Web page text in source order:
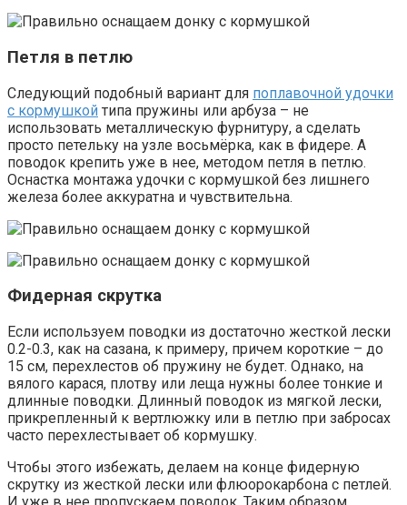
Петля в петлю
Следующий подобный вариант для поплавочной удочки
с кормушкой типа пружины или арбуза – не
использовать металлическую фурнитуру, а сделать
просто петельку на узле восьмёрка, как в фидере. А
поводок крепить уже в нее, методом петля в петлю.
Оснастка монтажа удочки с кормушкой без лишнего
железа более аккуратна и чувствительна.
Фидерная скрутка
Если используем поводки из достаточно жесткой лески
0.2-0.3, как на сазана, к примеру, причем короткие – до
15 см, перехлестов об пружину не будет. Однако, на
вялого карася, плотву или леща нужны более тонкие и
длинные поводки. Длинный поводок из мягкой лески,
прикрепленный к вертлюжку или в петлю при забросах
часто перехлестывает об кормушку.
Чтобы этого избежать, делаем на конце фидерную
скрутку из жесткой лески или флюорокарбона с петлей.